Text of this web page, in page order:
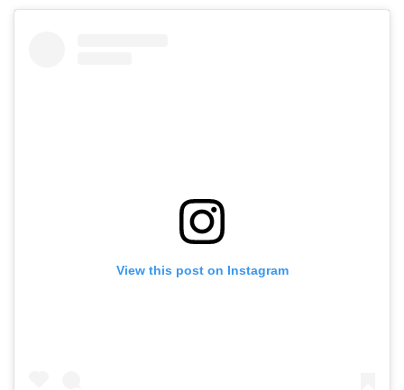
View this post on Instagram